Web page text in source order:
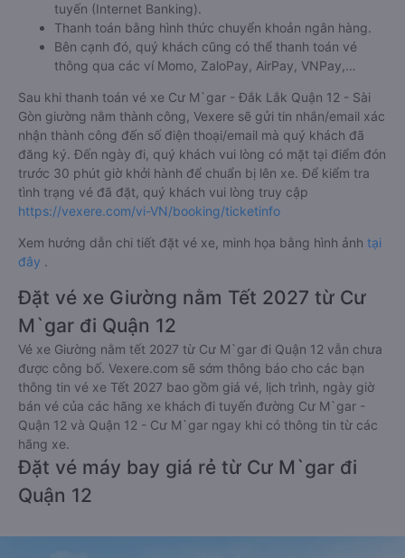
tuyến (Internet Banking).
Thanh toán bằng hình thức chuyển khoản ngân hàng.
Bên cạnh đó, quý khách cũng có thể thanh toán vé
thông qua các ví Momo, ZaloPay, AirPay, VNPay,…
Sau khi thanh toán vé xe Cư M`gar - Đắk Lắk Quận 12 - Sài
Gòn giường nằm thành công, Vexere sẽ gửi tin nhắn/email xác
nhận thành công đến số điện thoại/email mà quý khách đã
đăng ký. Đến ngày đi, quý khách vui lòng có mặt tại điểm đón
trước 30 phút giờ khởi hành để chuẩn bị lên xe. Để kiểm tra
tình trạng vé đã đặt, quý khách vui lòng truy cập
https://vexere.com/vi-VN/booking/ticketinfo
Xem hướng dẫn chi tiết đặt vé xe, minh họa bằng hình ảnh tại
đây .
Đặt vé xe Giường nằm Tết 2027 từ Cư
M`gar đi Quận 12
Vé xe Giường nằm tết 2027 từ Cư M`gar đi Quận 12 vẫn chưa
được công bố. Vexere.com sẽ sớm thông báo cho các bạn
thông tin vé xe Tết 2027 bao gồm giá vé, lịch trình, ngày giờ
bán vé của các hãng xe khách đi tuyến đường Cư M`gar -
Quận 12 và Quận 12 - Cư M`gar ngay khi có thông tin từ các
hãng xe.
Đặt vé máy bay giá rẻ từ Cư M`gar đi
Quận 12